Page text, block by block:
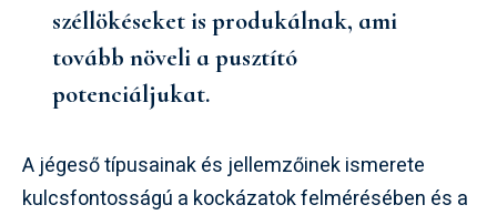
széllökéseket is produkálnak, ami
tovább növeli a pusztító
potenciáljukat.
A jégeső típusainak és jellemzőinek ismerete
kulcsfontosságú a kockázatok felmérésében és a